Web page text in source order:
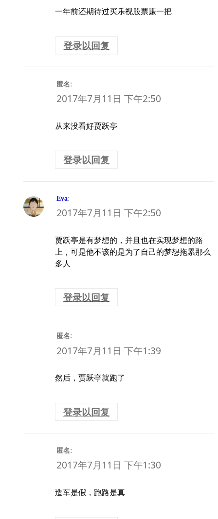
一年前还期待过买乐视股票赚一把
登录以回复
匿名:
2017年7月11日 下午2:50
从来没看好贾跃亭
登录以回复
Eva:
2017年7月11日 下午2:50
贾跃亭是有梦想的，并且也在实现梦想的路
上，可是他不该的是为了自己的梦想拖累那么
多人
登录以回复
匿名:
2017年7月11日 下午1:39
然后，贾跃亭就跑了
登录以回复
匿名:
2017年7月11日 下午1:30
造车是假，跑路是真